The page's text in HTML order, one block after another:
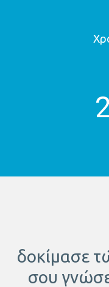
δοκίμασε
σου